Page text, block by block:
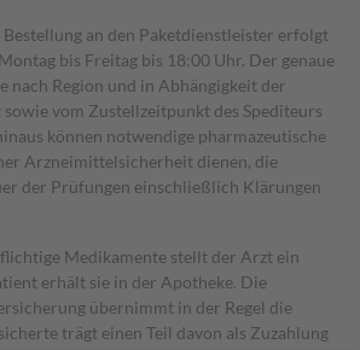
an den Paketdienstleister erfolgt
bis Freitag bis 18:00 Uhr. Der genaue
nach Region und in Abhängigkeit der
vom Zustellzeitpunkt des Spediteurs
können notwendige pharmazeutische
Arzneimittelsicherheit dienen, die
der Prüfungen einschließlich Klärungen
Medikamente stellt der Arzt ein
erhält sie in der Apotheke. Die
übernimmt in der Regel die
trägt einen Teil davon als Zuzahlung